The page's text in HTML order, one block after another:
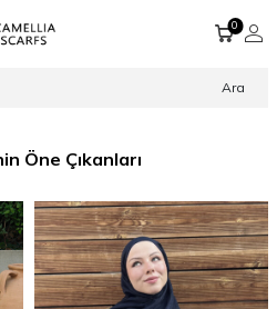
Ara
0
Öne Çıkanları